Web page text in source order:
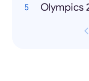
Olympics